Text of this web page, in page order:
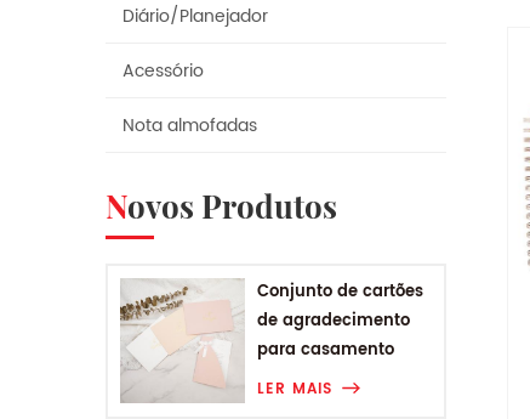
Diário/Planejador
Acessório
Nota almofadas
Novos Produtos
Conjunto de cartões
de agradecimento
para casamento
LER MAIS